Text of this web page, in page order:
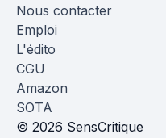
Nous contacter
Emploi
L'édito
CGU
Amazon
SOTA
© 2026 SensCritique